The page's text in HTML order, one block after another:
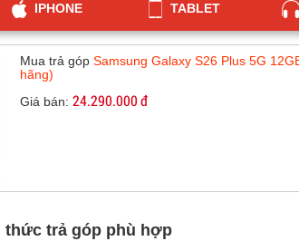
IPHONE TABLET
Mua trả góp Samsung Galaxy S26 Plus 5G
hãng)
Giá bán: 24.290.000 đ
trả góp phù hợp